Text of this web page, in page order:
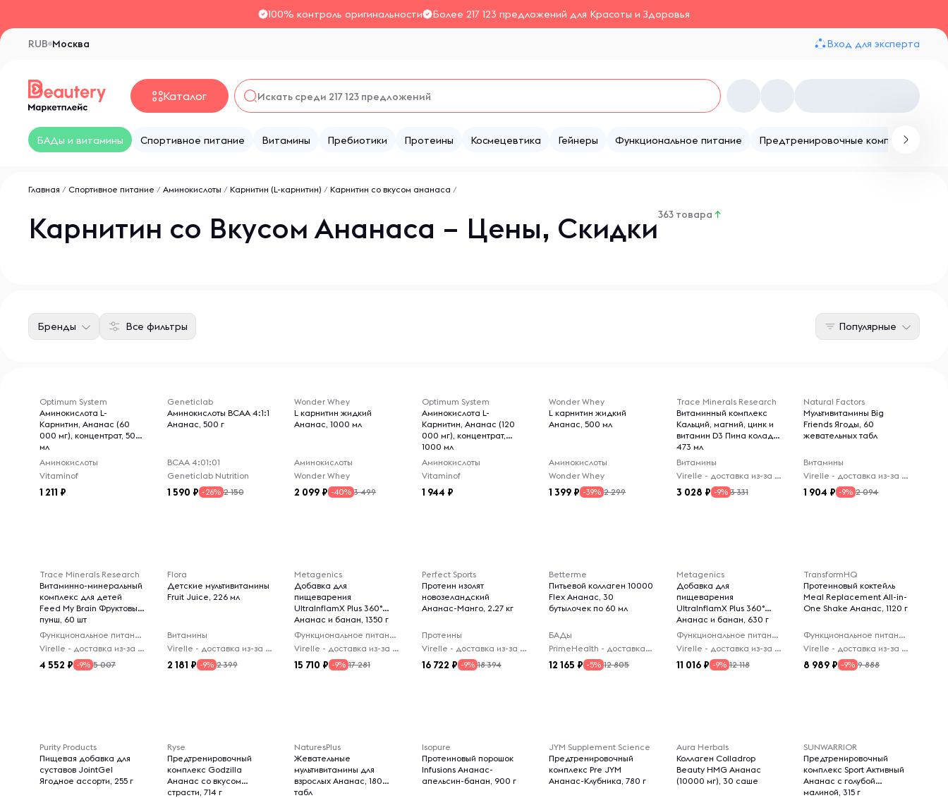
100% контроль оригинальности Более 217 123 предложений для Красоты и Здоровья
Москва
RUB Вход для эксперта
Каталог
БАДы и витамины Спортивное питание Витамины Пребиотики Протеины Космецевтика Гейнеры Функциональное питание Предтренировочные комплексы
Главная / Спортивное питание / Аминокислоты / Карнитин (L-карнитин) / Карнитин со вкусом ананаса /
Карнитин со Вкусом Ананаса – Цены, Скидки363 товара ↑
Все фильтры
Бренды Популярные
Optimum System
Аминокислота L-
Карнитин, Ананас (60
000 мг), концентрат, 500
мл
Аминокислоты
Vitaminof
1 211
Geneticlab
Аминокислоты BCAA 4:1:1
Ананас, 500 г
ВСАА 4:01:01
Geneticlab Nutrition
1 590 -26% 2 150
Wonder Whey
L карнитин жидкий
Ананас, 1000 мл
Аминокислоты
Wonder Whey
2 099 -40% 3 499
Optimum System
Аминокислота L-
Карнитин, Ананас (120
000 мг), концентрат,
1000 мл
Аминокислоты
Vitaminof
1 944
Wonder Whey
L карнитин жидкий
Ананас, 500 мл
Аминокислоты
Wonder Whey
1 399 -39% 2 299
Trace Minerals Research
Витаминный комплекс
Кальций, магний, цинк и
витамин D3 Пина колада,
473 мл
Витамины
Virelle - доставка из-за рубежа
3 028 -9% 3 331
Natural Factors
Мультивитамины Big
Friends Ягоды, 60
жевательных табл
Витамины
Virelle - доставка из-за рубежа
1 904 -9% 2 094
Trace Minerals Research
Витаминно-минеральный
комплекс для детей
Feed My Brain Фруктовый
пунш, 60 шт
Функциональное питание
Virelle - доставка из-за рубежа
4 552 -9% 5 007
Flora
Детские мультивитамины
Fruit Juice, 226 мл
Витамины
Virelle - доставка из-за рубежа
2 181 -9% 2 399
Metagenics
Добавка для
пищеварения
UltralnflamX Plus 360°
Ананас и банан, 1350 г
Функциональное питание
Virelle - доставка из-за рубежа
15 710 -9% 17 281
Perfect Sports
Протеин изолят
новозеландский
Ананас-Манго, 2.27 кг
Протеины
Virelle - доставка из-за рубежа
16 722 -9% 18 394
Betterme
Питьевой коллаген 10000
Flex Ананас, 30
бутылочек по 60 мл
БАДы
PrimeHealth - доставка из-за рубежа
12 165 -5% 12 805
Metagenics
Добавка для
пищеварения
UltralnflamX Plus 360°
Ананас и банан, 630 г
Функциональное питание
Virelle - доставка из-за рубежа
11 016 -9% 12 118
TransformHQ
Протеиновый коктейль
Meal Replacement All-in-
One Shake Ананас, 1120 г
Функциональное питание
Virelle - доставка из-за рубежа
8 989 -9% 9 888
Purity Products
Пищевая добавка для
суставов JointGel
Ягодное ассорти, 255 г
Ryse
Предтренировочный
комплекс Godzilla
Ананас со вкусом
страсти, 714 г
NaturesPlus
Жевательные
мультивитамины для
взрослых Ананас, 180
табл
Isopure
Протеиновый порошок
Infusions Ананас-
апельсин-банан, 900 г
JYM Supplement Science
Предтренировочный
комплекс Pre JYM
Ананас-Клубника, 780 г
Aura Herbals
Коллаген Colladrop
Beauty HMG Ананас
(10000 мг), 30 саше
SUNWARRIOR
Предтренировочный
комплекс Sport Активный
Ананас с голубой
малиной, 315 г